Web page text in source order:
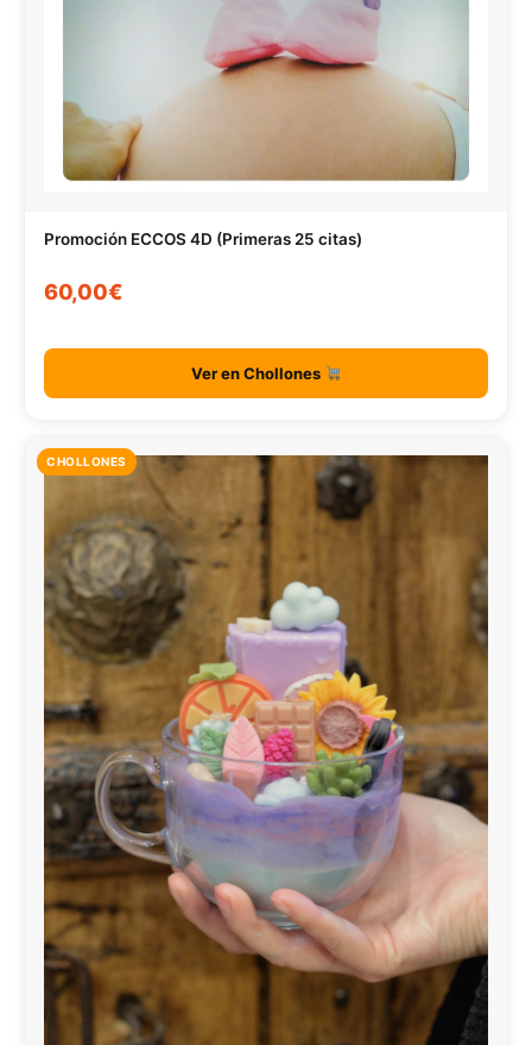
Promoción ECCOS 4D (Primeras 25 citas)
60,00€
Ver en Chollones
CHOLLONES